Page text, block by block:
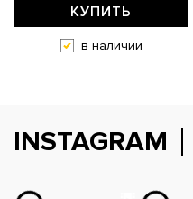
КУПИТЬ
в наличии
INSTAGRAM